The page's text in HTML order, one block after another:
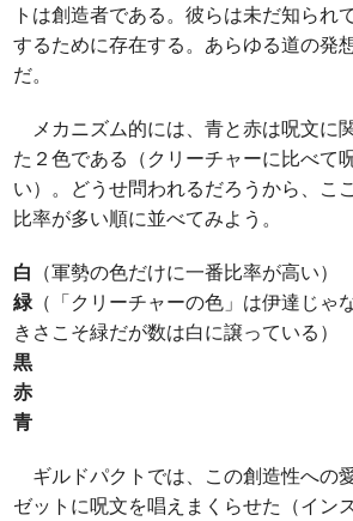
トは創造者である。彼らは未だ知られ
するために存在する。あらゆる道の発
だ。
メカニズム的には、青と赤は呪文に
た２色である（クリーチャーに比べて
い）。どうせ問われるだろうから、こ
比率が多い順に並べてみよう。
白 （軍勢の色だけに一番比率が高い）
緑（「クリーチャーの色」は伊達じゃ
きさこそ緑だが数は白に譲っている）
黒
赤
青
ギルドパクトでは、この創造性への
ゼットに呪文を唱えまくらせた（イン